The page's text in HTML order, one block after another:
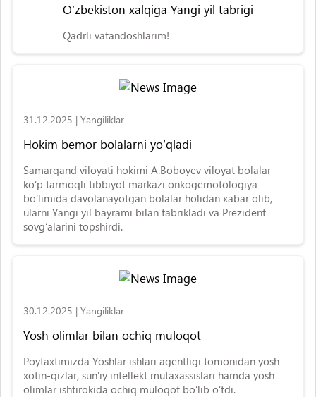
O‘zbekiston xalqiga Yangi yil tabrigi
Qadrli vatandoshlarim!
31.12.2025 | Yangiliklar
Hokim bemor bolalarni yo‘qladi
Samarqand viloyati hokimi A.Boboyev viloyat bolalar
ko‘p tarmoqli tibbiyot markazi onkogemotologiya
bo‘limida davolanayotgan bolalar holidan xabar olib,
ularni Yangi yil bayrami bilan tabrikladi va Prezident
sovg‘alarini topshirdi.
30.12.2025 | Yangiliklar
Yosh olimlar bilan ochiq muloqot
Poytaxtimizda Yoshlar ishlari agentligi tomonidan yosh
xotin-qizlar, sun’iy intellekt mutaxassislari hamda yosh
olimlar ishtirokida ochiq muloqot bo‘lib o‘tdi.